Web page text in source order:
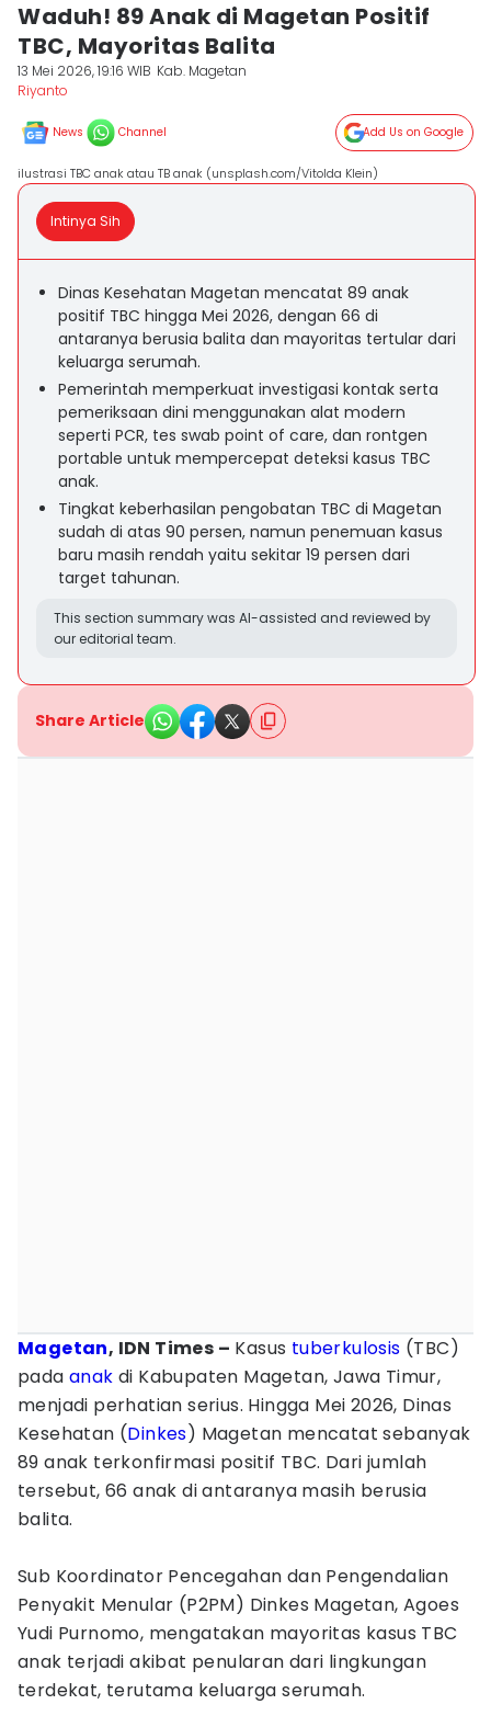
Waduh! 89 Anak di Magetan Positif
TBC, Mayoritas Balita
13 Mei 2026, 19:16 WIB Kab. Magetan
Riyanto
News Channel Add Us on Google
ilustrasi TBC anak atau TB anak (unsplash.com/Vitolda Klein)
Intinya Sih
Dinas Kesehatan Magetan mencatat 89 anak
positif TBC hingga Mei 2026, dengan 66 di
antaranya berusia balita dan mayoritas tertular dari
keluarga serumah.
Pemerintah memperkuat investigasi kontak serta
pemeriksaan dini menggunakan alat modern
seperti PCR, tes swab point of care, dan rontgen
portable untuk mempercepat deteksi kasus TBC
anak.
Tingkat keberhasilan pengobatan TBC di Magetan
sudah di atas 90 persen, namun penemuan kasus
baru masih rendah yaitu sekitar 19 persen dari
target tahunan.
This section summary was AI-assisted and reviewed by
our editorial team.
Share Article
Magetan, IDN Times – Kasus tuberkulosis (TBC)
pada anak di Kabupaten Magetan, Jawa Timur,
menjadi perhatian serius. Hingga Mei 2026, Dinas
Kesehatan (Dinkes) Magetan mencatat sebanyak
89 anak terkonfirmasi positif TBC. Dari jumlah
tersebut, 66 anak di antaranya masih berusia
balita.
Sub Koordinator Pencegahan dan Pengendalian
Penyakit Menular (P2PM) Dinkes Magetan, Agoes
Yudi Purnomo, mengatakan mayoritas kasus TBC
anak terjadi akibat penularan dari lingkungan
terdekat, terutama keluarga serumah.